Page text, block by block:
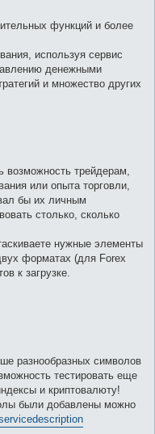
функций и более
используя сервис
денежными
и множество других
возможность трейдерам,
или опыта торговли,
бы их личным
столько, сколько
нужные элементы
форматах (для Forex
к загрузке.
разнообразных символов
тестировать еще
и криптовалюту!
были добавлены можно